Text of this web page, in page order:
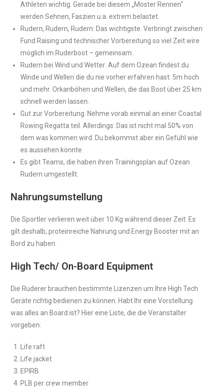
Athleten wichtig. Gerade bei diesem „Moster Rennen“
werden Sehnen, Faszien u.a. extrem belastet.
Rudern, Rudern, Rudern: Das wichtigste. Verbringt zwischen
Fund Raising und technischer Vorbereitung so viel Zeit wire
möglich im Ruderboot – gemeinsam.
Rudern bei Wind und Wetter: Auf dem Ozean findest du
Winde und Wellen die du nie vorher erfahren hast. 5m hoch
und mehr. Orkanböhen und Wellen, die das Boot über 25 km
schnell werden lassen.
Gut zur Vorbereitung: Nehme vorab einmal an einer Coastal
Rowing Regatta teil. Allerdings: Das ist nicht mal 50% von
dem was kommen wird. Du bekommst aber ein Gefühl wie
es aussehen könnte.
Es gibt Teams, die haben ihren Trainingsplan auf Ozean
Rudern umgestellt.
Nahrungsumstellung
Die Sportler verlieren weit über 10 Kg während dieser Zeit. Es
gilt deshalb, proteinreiche Nahrung und Energy Booster mit an
Bord zu haben.
High Tech/ On-Board Equipment
Die Ruderer brauchen bestimmte Lizenzen um Ihre High Tech
Geräte richtig bedienen zu können. Habt Ihr eine Vorstellung
was alles an Board ist? Hier eine Liste, die die Veranstalter
vorgeben:
Life raft
Life jacket
EPIRB
PLB per crew member